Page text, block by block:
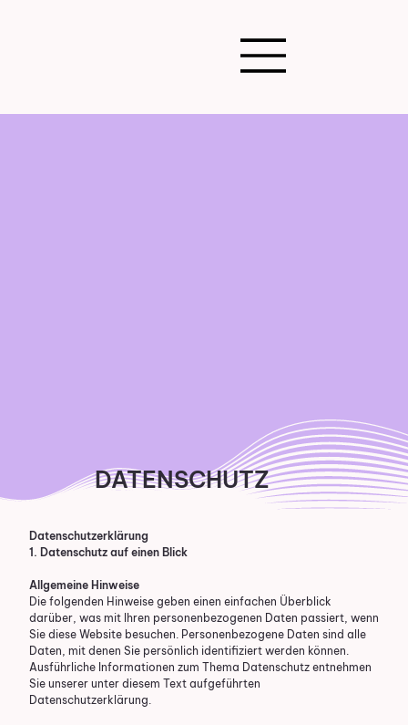
DATENSCHUTZ
Datenschutz­erklärung
1. Datenschutz auf einen Blick
Allgemeine Hinweise
Die folgenden Hinweise geben einen einfachen Überblick
darüber, was mit Ihren personenbezogenen Daten passiert, wenn
Sie diese Website besuchen. Personenbezogene Daten sind alle
Daten, mit denen Sie persönlich identifiziert werden können.
Ausführliche Informationen zum Thema Datenschutz entnehmen
Sie unserer unter diesem Text aufgeführten
Datenschutzerklärung.